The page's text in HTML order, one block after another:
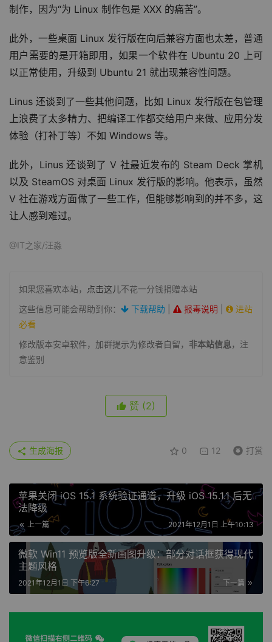
制作，因为“为 Linux 制作包是 XXX 的痛苦”。
此外， 一些桌面 Linux 发行版在向后兼容方面也太差 ，普通
用户需要的是开箱即用，如果一个软件在 Ubuntu 20 上可
以正常使用，升级到 Ubuntu 21 就出现兼容性问题。
Linus 还谈到了一些其他问题，比如 Linux 发行版在包管理
上浪费了太多精力、把编译工作都交给用户来做、应用分发
体验（打补丁等）不如 Windows 等。
此外，Linus 还谈到了 V 社最近发布的 Steam Deck 掌机
以及 SteamOS 对桌面 Linux 发行版的影响。他表示， 虽然
V 社在游戏方面做了一些工作，但能够影响到的并不多 ，这
让人感到难过。
@IT之家/汪淼
如果您喜欢本站， 点击这儿不花一分钱捐赠本站
这些信息可能会帮助到你：
下载帮助 报毒说明
进站
必看
修改版本安卓软件，加群提示为修改者自留， 非本站信息，注
意鉴别
赞 (2)
0 12 打赏
生成海报
苹果关闭 iOS 15.1 系统验证通道，升级 iOS 15.1.1 后无
法降级
上一篇 2021年12月1日 上午10:13
微软 Win11 预览版全新画图升级：部分对话框获得现代
主题风格
下一篇
2021年12月1日 下午6:27